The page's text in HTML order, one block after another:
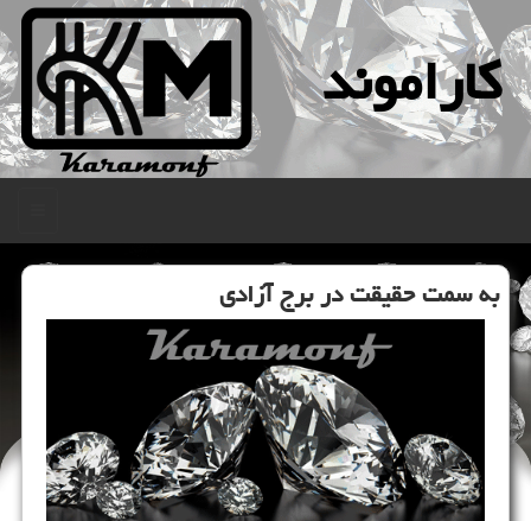
كاراموند
به سمت حقیقت در برج آزادی